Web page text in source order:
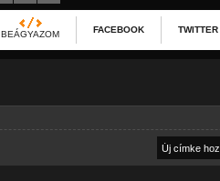
BEÁGYAZOM FACEBOOK TWITTER